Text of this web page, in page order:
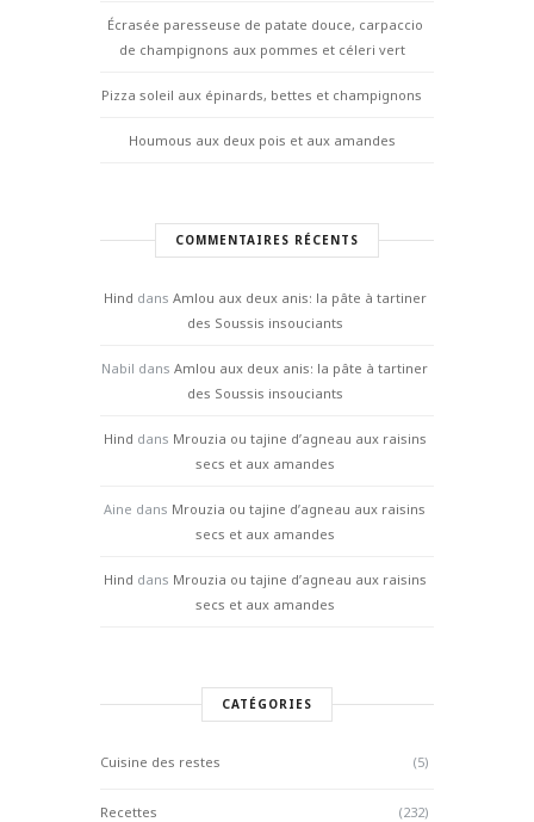
Écrasée paresseuse de patate douce, carpaccio
de champignons aux pommes et céleri vert
Pizza soleil aux épinards, bettes et champignons
Houmous aux deux pois et aux amandes
COMMENTAIRES RÉCENTS
Hind dans Amlou aux deux anis: la pâte à tartiner
des Soussis insouciants
Nabil dans Amlou aux deux anis: la pâte à tartiner
des Soussis insouciants
Hind dans Mrouzia ou tajine d’agneau aux raisins
secs et aux amandes
Aine dans Mrouzia ou tajine d’agneau aux raisins
secs et aux amandes
Hind dans Mrouzia ou tajine d’agneau aux raisins
secs et aux amandes
CATÉGORIES
Cuisine des restes (5)
Recettes
(232)